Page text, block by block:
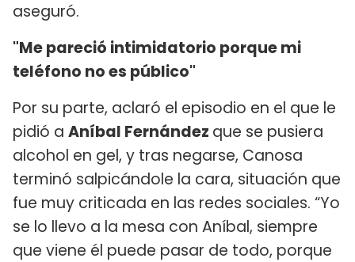
aseguró.
"Me pareció intimidatorio porque mi
teléfono no es público"
Por su parte, aclaró el episodio en el que le
pidió a Aníbal Fernández que se pusiera
alcohol en gel, y tras negarse, Canosa
terminó salpicándole la cara, situación que
fue muy criticada en las redes sociales. “Yo
se lo llevo a la mesa con Aníbal, siempre
que viene él puede pasar de todo, porque